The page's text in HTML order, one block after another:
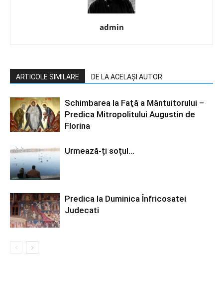
admin
ARTICOLE SIMILARE DE LA ACELAȘI AUTOR
Schimbarea la Faţă a Mântuitorului –
Predica Mitropolitului Augustin de
Florina
Urmează-ți soțul…
Predica la Duminica Înfricosatei
Judecati